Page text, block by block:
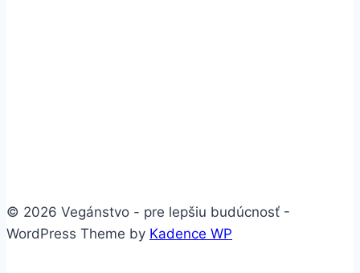
© 2026 Vegánstvo - pre lepšiu budúcnosť -
WordPress Theme by Kadence WP